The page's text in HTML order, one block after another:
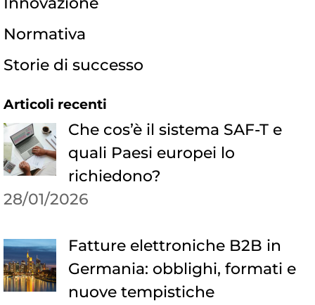
Normativa
Storie di successo
Articoli recenti
Che cos’è il sistema SAF-T e
quali Paesi europei lo
richiedono?
28/01/2026
Fatture elettroniche B2B in
Germania: obblighi, formati e
nuove tempistiche